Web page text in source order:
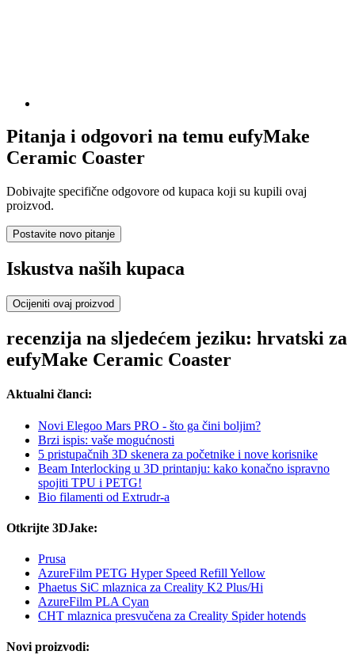
Pitanja i odgovori na temu eufyMake
Ceramic Coaster
Dobivajte specifične odgovore od kupaca koji su kupili ovaj
proizvod.
Postavite novo pitanje
Iskustva naših kupaca
Ocijeniti ovaj proizvod
recenzija na sljedećem jeziku: hrvatski za
eufyMake Ceramic Coaster
Aktualni članci:
Novi Elegoo Mars PRO - što ga čini boljim?
Brzi ispis: vaše mogućnosti
5 pristupačnih 3D skenera za početnike i nove korisnike
Beam Interlocking u 3D printanju: kako konačno ispravno
spojiti TPU i PETG!
Bio filamenti od Extrudr-a
Otkrijte 3DJake:
Prusa
AzureFilm PETG Hyper Speed Refill Yellow
Phaetus SiC mlaznica za Creality K2 Plus/Hi
AzureFilm PLA Cyan
CHT mlaznica presvučena za Creality Spider hotends
Novi proizvodi: